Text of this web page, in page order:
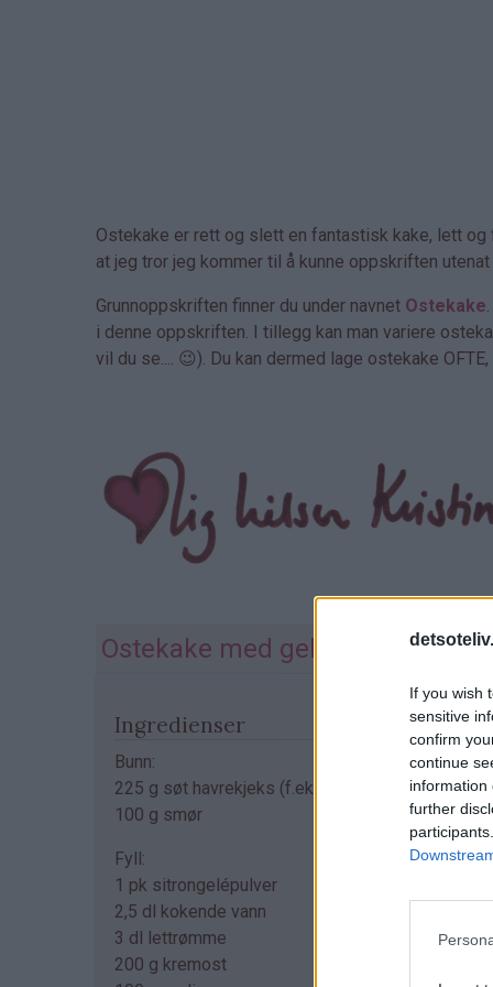
If you wish
sensitive
confirm
continue
information
further
Ostekake er rett og slett en fantastisk kake, lett
at jeg tror jeg kommer til å kunne oppskriften
Grunnoppskriften finner du under navnet Ostekake
i denne oppskriften. I tillegg kan man variere
vil du se.... 😉). Du kan dermed lage ostekake
Ostekake med gelélokk
Ingredienser
Bunn:
225 g søt havrekjeks (f.eks. 3/4 pk Bixit)
100 g smør
Fyll:
1 pk sitrongelépulver
2,5 dl kokende vann
3 dl lettrømme
200 g kremost